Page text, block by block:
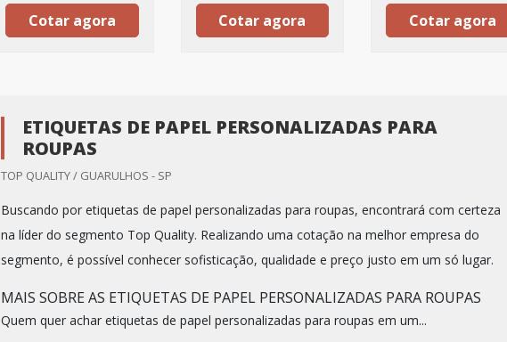
Cotar agora Cotar agora Cotar agora
ETIQUETAS DE PAPEL PERSONALIZADAS PARA
ROUPAS
TOP QUALITY / GUARULHOS - SP
Buscando por etiquetas de papel personalizadas para roupas, encontrará com certeza
na líder do segmento Top Quality. Realizando uma cotação na melhor empresa do
segmento, é possível conhecer sofisticação, qualidade e preço justo em um só lugar.
MAIS SOBRE AS ETIQUETAS DE PAPEL PERSONALIZADAS PARA ROUPAS
Quem quer achar etiquetas de papel personalizadas para roupas em um...